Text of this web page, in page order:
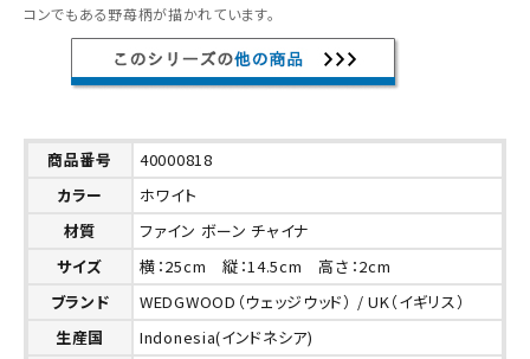
コンでもある野苺柄が描かれています。
商品番号
40000818
カラー
ホワイト
材質
ファイン ボーン チャイナ
サイズ
横：25cm 縦：14.5cm 高さ：2cm
ブランド
WEDGWOOD（ウェッジウッド） / UK（イギリス）
生産国
Indonesia(インドネシア)